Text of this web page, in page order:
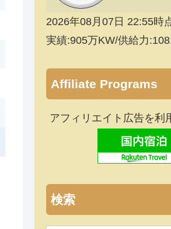
2026年08月07日 22:55時
実績:905万KW/供給力
Affiliate Programs
アフィリエイト広告を利
検索